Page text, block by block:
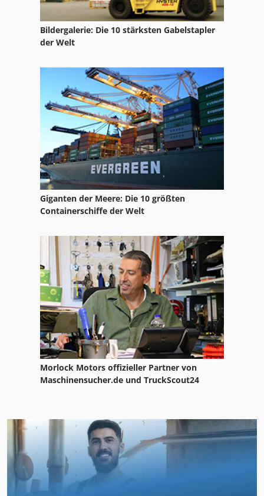
Bildergalerie: Die 10 stärksten Gabelstapler
der Welt
Giganten der Meere: Die 10 größten
Containerschiffe der Welt
Morlock Motors offizieller Partner von
Maschinensucher.de und TruckScout24